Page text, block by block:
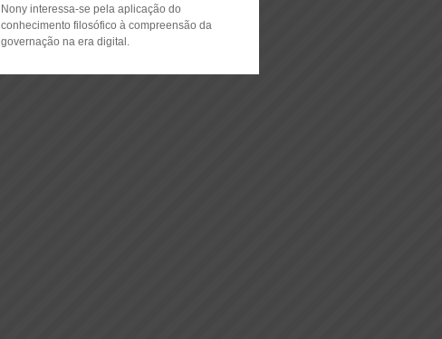
Nony interessa-se pela aplicação do
conhecimento filosófico à compreensão da
governação na era digital.